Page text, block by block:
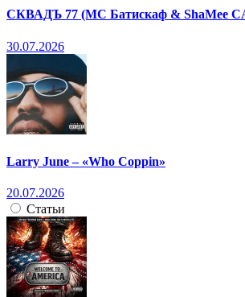
СКВАДЪ 77 (МС Батискаф & ShaMee
30.07.2026
Larry June – «Who Coppin»
20.07.2026
Статьи